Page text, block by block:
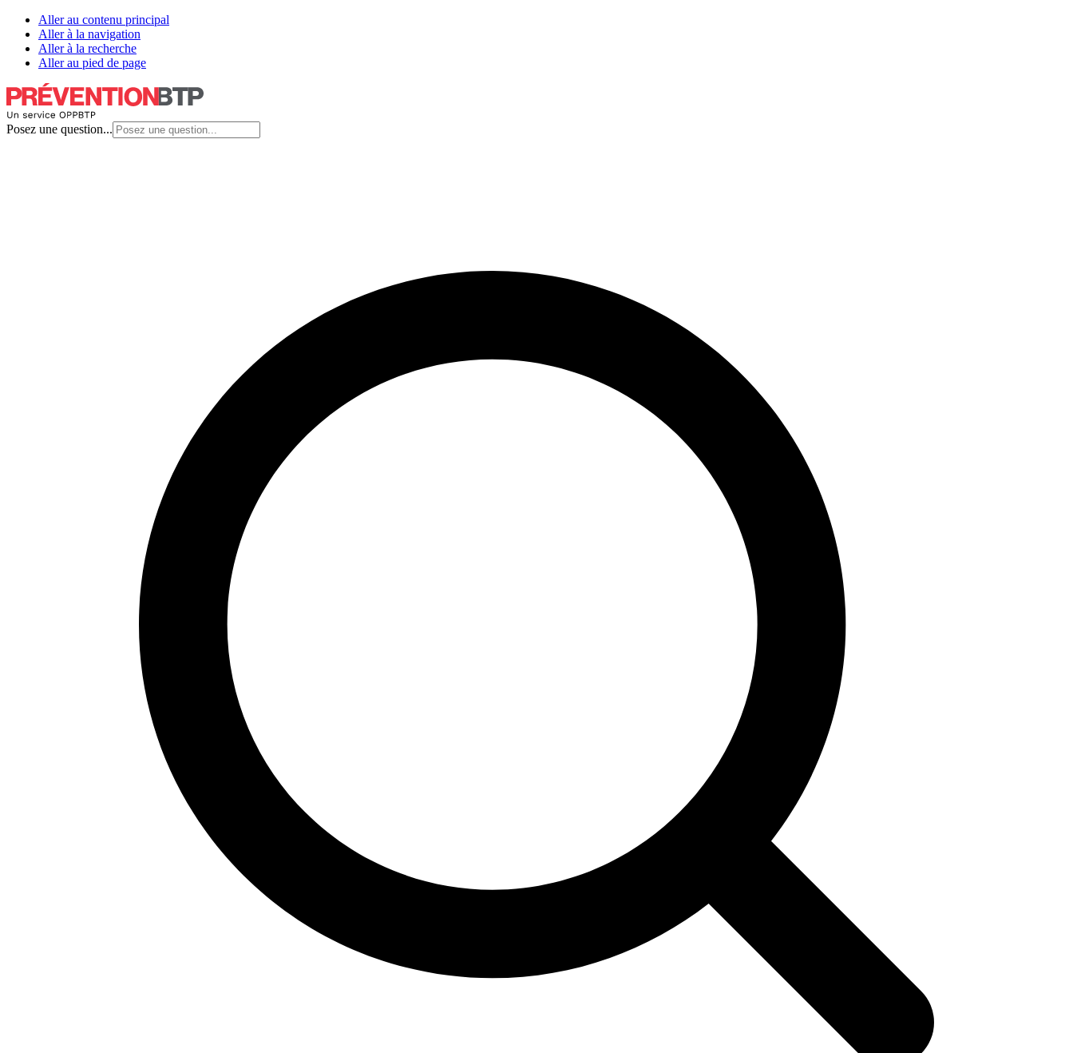
Aller au contenu principal
Aller à la navigation
Aller à la recherche
Aller au pied de page
Posez une question...